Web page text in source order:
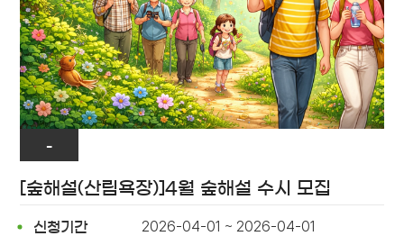
-
[숲해설(산림욕장)]4월 숲해설 수시 모집
신청기간 2026-04-01 ~ 2026-04-01